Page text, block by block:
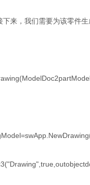
来，我们需要为该零件生